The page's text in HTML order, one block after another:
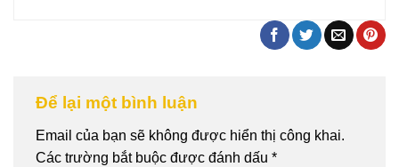
Để lại một bình luận
Email của bạn sẽ không được hiển thị công khai.
Các trường bắt buộc được đánh dấu *